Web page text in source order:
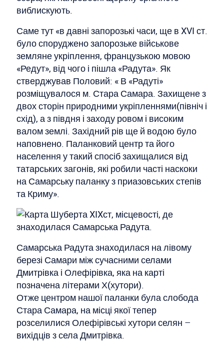
виблискують.
Саме тут «в давні запорозькі часи, ще в XVI ст.
було споруджено запорозьке військове
земляне укріплення, французькою мовою
«Редут», від чого і пішла «Радута». Як
стверджував Половий: « В «Радуті»
розміщувалося м. Стара Самара. Захищене з
двох сторін природними укріпленнями(північ і
схід), а з півдня і заходу ровом і високим
валом землі. Західний рів ще й водою було
наповнено. Паланковий центр та його
населення у такий спосіб захищалися від
татарських загонів, які робили часті наскоки
на Самарську паланку з приазовських степів
та Криму».
Самарська Радута знаходилася на лівому
березі Самари між сучасними селами
Дмитрівка і Олефірівка, яка на карті
позначена літерами Х(хутори).
Отже центром нашої паланки була слобода
Стара Самара, на місці якої тепер
розселилися Олефірівські хутори селян –
вихідців з села Дмитрівка.